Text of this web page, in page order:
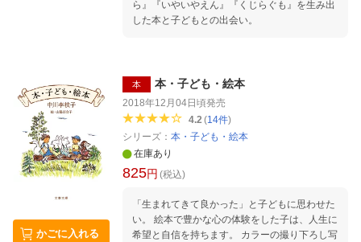
ら』『いやいやえん』『くじらぐも』を生み出
した本と子どもとの出会い。
かごに入れる
本 本・子ども・絵本
2018年12月04日頃発売
4.2(14件)
シリーズ： 本・子ども・絵本
在庫あり
825円 (税込)
「生まれてきて良かった」と子どもに思わせた
い。 絵本で豊かな心の体験をした子は、人生に
希望と自信を持ちます。 カラーの撮り下ろし写